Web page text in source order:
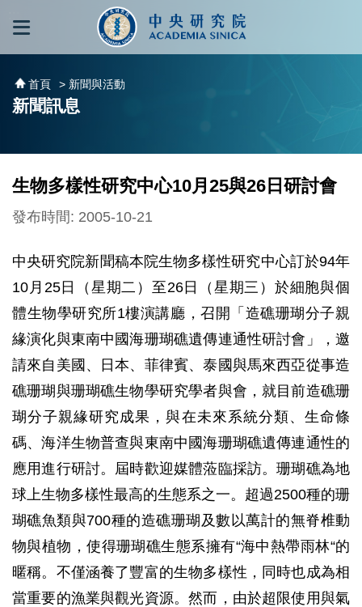
跳到主要內容區塊
首頁 > 新聞與活動
新聞訊息
生物多樣性研究中心10月25與26日研討會
發布時間: 2005-10-21
中央研究院新聞稿本院生物多樣性研究中心訂於94年
10月25日（星期二）至26日（星期三）於細胞與個
體生物學研究所1樓演講廳，召開「造礁珊瑚分子親
緣演化與東南中國海珊瑚礁遺傳連通性研討會」，邀
請來自美國、日本、菲律賓、泰國與馬來西亞從事造
礁珊瑚與珊瑚礁生物學研究學者與會，就目前造礁珊
瑚分子親緣研究成果，與在未來系統分類、生命條
碼、海洋生物普查與東南中國海珊瑚礁遺傳連通性的
應用進行研討。屆時歡迎媒體蒞臨採訪。珊瑚礁為地
球上生物多樣性最高的生態系之一。超過2500種的珊
瑚礁魚類與700種的造礁珊瑚及數以萬計的無脊椎動
物與植物，使得珊瑚礁生態系擁有“海中熱帶雨林“的
暱稱。不僅涵養了豐富的生物多樣性，同時也成為相
當重要的漁業與觀光資源。然而，由於超限使用與氣